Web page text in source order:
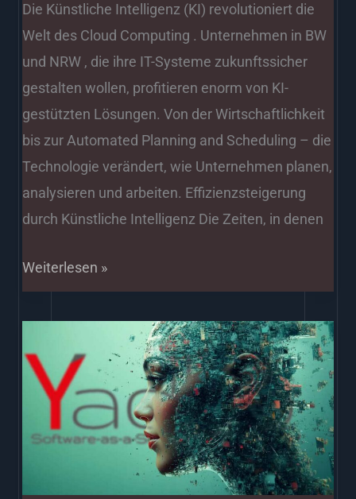
Die Künstliche Intelligenz (KI) revolutioniert die
Welt des Cloud Computing . Unternehmen in BW
und NRW , die ihre IT-Systeme zukunftssicher
gestalten wollen, profitieren enorm von KI-
gestützten Lösungen. Von der Wirtschaftlichkeit
bis zur Automated Planning and Scheduling – die
Technologie verändert, wie Unternehmen planen,
analysieren und arbeiten. Effizienzsteigerung
durch Künstliche Intelligenz Die Zeiten, in denen
Weiterlesen »
Microsoft
Azure
Machine
Learning